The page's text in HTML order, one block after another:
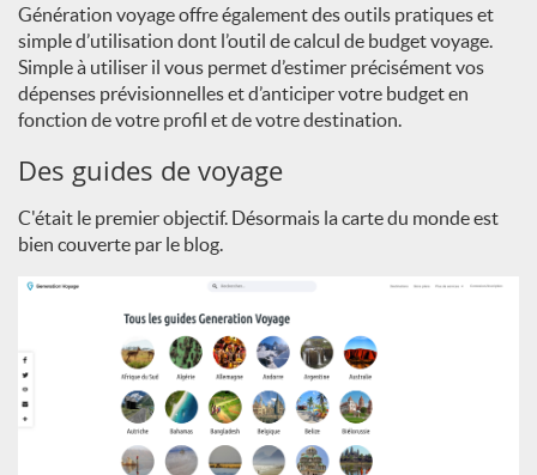
Génération voyage offre également des outils pratiques et
simple d’utilisation dont l’outil de calcul de budget voyage.
Simple à utiliser il vous permet d’estimer précisément vos
dépenses prévisionnelles et d’anticiper votre budget en
fonction de votre profil et de votre destination.
Des guides de voyage
C'était le premier objectif. Désormais la carte du monde est
bien couverte par le blog.